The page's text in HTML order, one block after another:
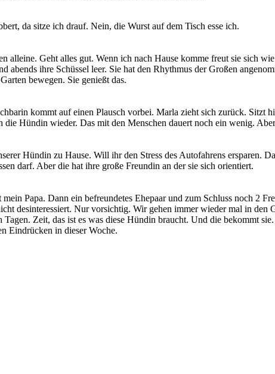
da sitze ich drauf. Nein, die Wurst auf dem Tisch esse ich.
Geht alles gut. Wenn ich nach Hause komme freut sie sich
ihre Schüssel leer. Sie hat den Rhythmus der Großen
bewegen. Sie genießt das.
kommt auf einen Plausch vorbei. Marla zieht sich zurück. Sitzt
Hündin wieder. Das mit den Menschen dauert noch ein wenig.
Hündin zu Hause. Will ihr den Stress des Autofahrens ersparen.
darf. Aber die hat ihre große Freundin an der sie sich orientiert.
Papa. Dann ein befreundetes Ehepaar und zum Schluss noch 2
desinteressiert. Nur vorsichtig. Wir gehen immer wieder mal in
Zeit, das ist es was diese Hündin braucht. Und die bekommt
Eindrücken in dieser Woche.